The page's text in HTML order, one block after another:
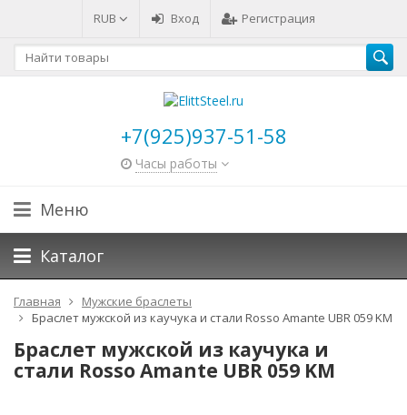
RUB Вход Регистрация
+7(925)937-51-58
Часы работы
Меню
Каталог
Главная
Мужские браслеты
Браслет мужской из каучука и стали Rosso Amante UBR 059 KM
Браслет мужской из каучука и
стали Rosso Amante UBR 059 KM